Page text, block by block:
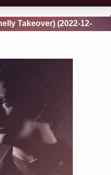
Takeover) (2022-12-